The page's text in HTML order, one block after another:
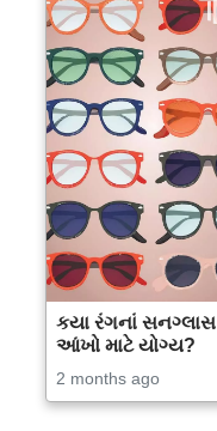
કયા રંગનાં સનગ્લાસ
આંખો માટે યોગ્ય?
2 months ago